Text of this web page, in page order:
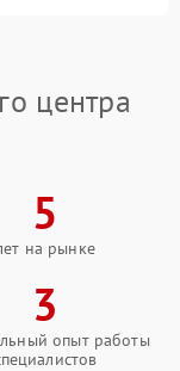
центра
5
на рынке
3
опыт работы